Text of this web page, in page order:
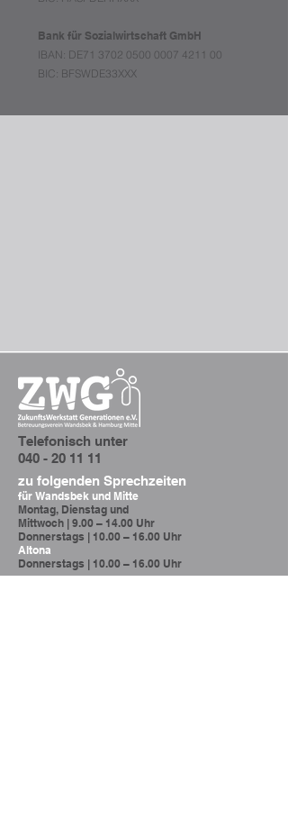
Bank für Sozialwirtschaft GmbH
IBAN: DE71 3702 0500 0007 4211 00
BIC: BFSWDE33XXX
Telefonisch unter
040 - 20 11 11
zu folgenden Sprechzeiten
für Wandsbek und Mitte
Montag, Dienstag und
Mittwoch | 9.00 – 14.00 Uhr
Donnerstags | 10.00 – 16.00 Uhr
Altona
Donnerstags | 10.00 – 16.00 Uhr